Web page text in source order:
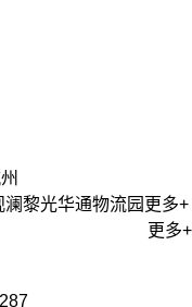
黎光华通物流园 更多+
更多+